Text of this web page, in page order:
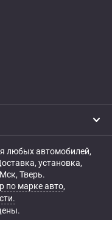
любых автомобилей,
установка,
Тверь.
по марке авто,